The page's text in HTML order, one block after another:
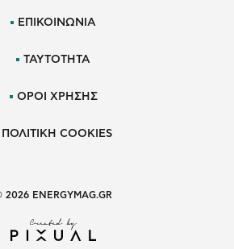
ΕΠΙΚΟΙΝΩΝΙΑ
ΤΑΥΤΟΤΗΤΑ
ΟΡΟΙ ΧΡΗΣΗΣ
ΠΟΛΙΤΙΚΗ COOKIES
2026 ENERGYMAG.GR